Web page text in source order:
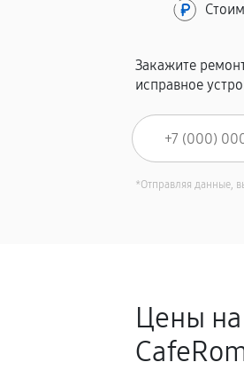
Закажите
исправное
*Отправляя данные,
Цены